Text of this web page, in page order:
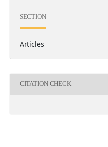
SECTION
Articles
CITATION CHECK